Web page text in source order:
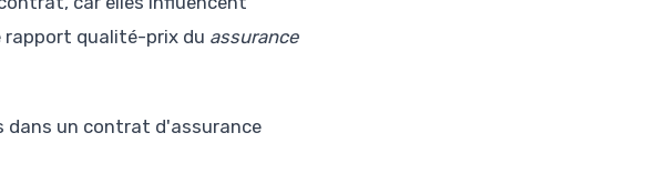
rapport qualité-prix du assurance
dans un contrat d'assurance